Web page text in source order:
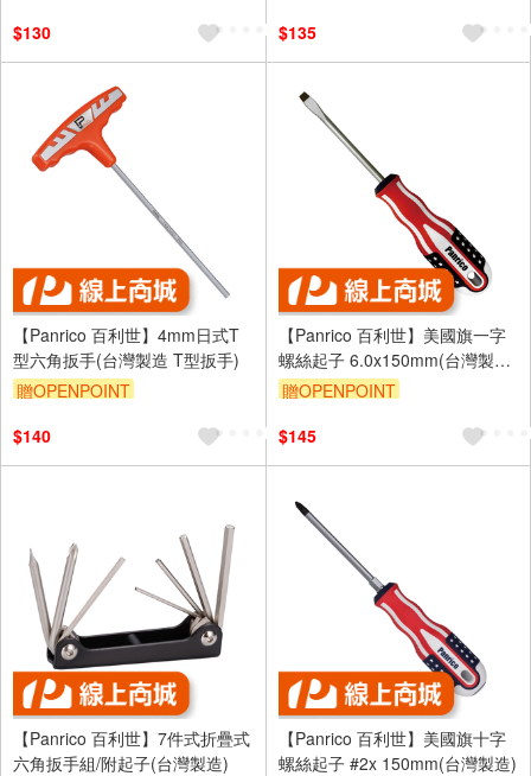
$130
$135
【Panrico 百利世】4mm日式T
型六角扳手(台灣製造 T型扳手)
贈OPENPOINT
$140
【Panrico 百利世】美國旗一字
螺絲起子 6.0x150mm(台灣製造
複合式起子 螺絲起子)
贈OPENPOINT
$145
【Panrico 百利世】7件式折疊式
六角扳手組/附起子(台灣製造)
【Panrico 百利世】美國旗十字
螺絲起子 #2x 150mm(台灣製造)